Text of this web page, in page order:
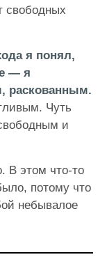
свободных
я понял,
— я
раскованным.
Чуть
и
В этом что-то
потому что
небывалое